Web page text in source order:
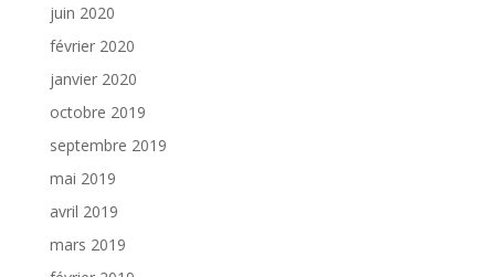
juin 2020
février 2020
janvier 2020
octobre 2019
septembre 2019
mai 2019
avril 2019
mars 2019